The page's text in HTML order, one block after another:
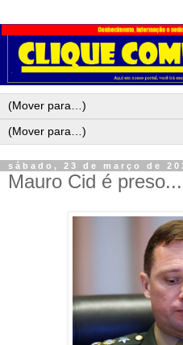
sábado, 23 de março de
Mauro Cid é preso...